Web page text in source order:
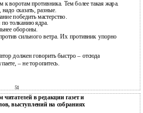
воротам противника. Тем более такая жара.
сказать, разные.
победить мастерство.
по толканию ядра.
обороны.
сильного ветра. Их противник упорно
должен говорить быстро – отсюда
– не торопитесь.
51
в редакции газет и
выступлений на собраниях